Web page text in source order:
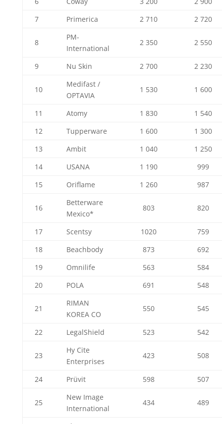
7
Primerica 2 710 2 720
8
PM-
International
2 350 2 550
9 Nu Skin 2 700 2 230
10
Medifast /
OPTAVIA
1 530 1 600
11 Atomy 1 830
1 540
12
Tupperware 1 600
1 300
13
Ambit 1 040
1 250
14
USANA 1 190
999
15
Oriflame 1 260 987
16
Betterware
Mexico*
803 820
17 Scentsy 1020
759
18
Beachbody 873
692
19
Omnilife 563
584
20
POLA 691 548
21
RIMAN
KOREA CO
550 545
22 LegalShield 523 542
23
Hy Cite
Enterprises
423 508
24 Prüvit 598 507
25
New Image
International
434 489